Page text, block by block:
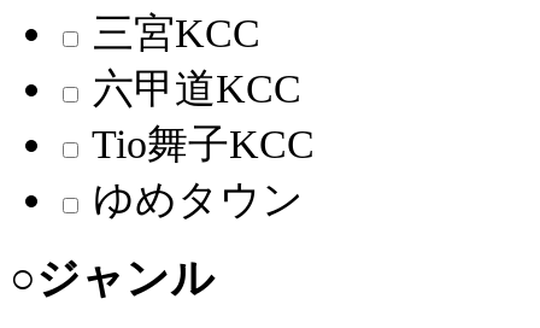
三宮KCC
六甲道KCC
Tio舞子KCC
ゆめタウン
○ジャンル